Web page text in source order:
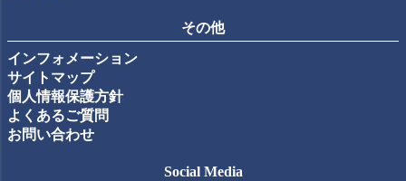
その他
インフォメーション
サイトマップ
個人情報保護方針
よくあるご質問
お問い合わせ
Social Media